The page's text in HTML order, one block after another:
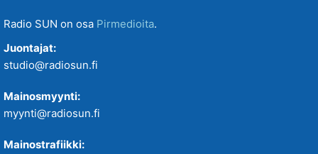
Radio SUN on osa Pirmedioita.
Juontajat:
studio@radiosun.fi
Mainosmyynti:
myynti@radiosun.fi
Mainostrafiikki: